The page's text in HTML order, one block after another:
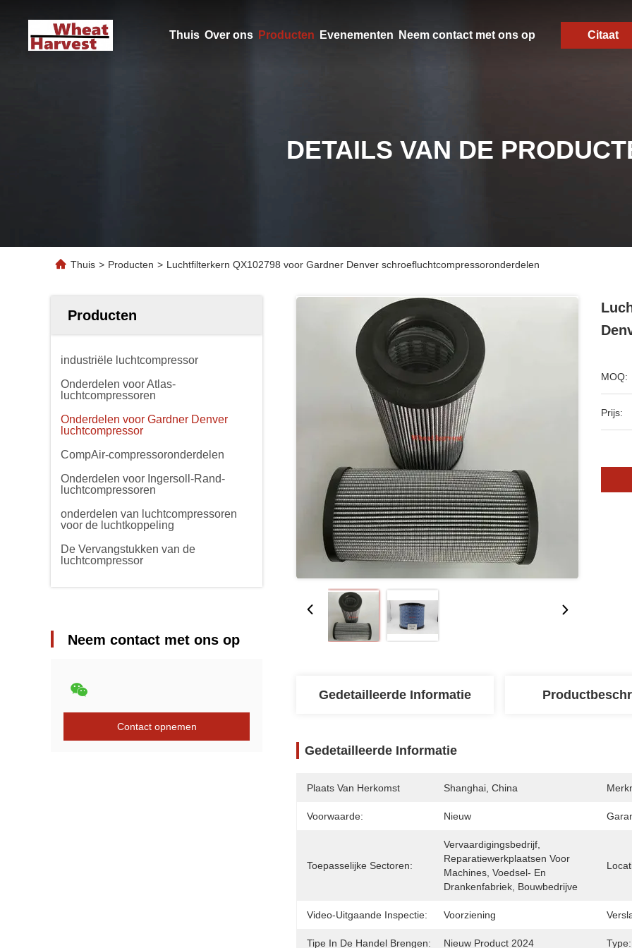
Thuis Over ons Producten Evenementen Neem contact met ons op Citaat
DETAILS VAN DE
Thuis > Producten > Luchtfilterkern QX102798 voor Gardner Denver schroefluchtcompressoronderdelen
Producten
industriële luchtcompressor
Onderdelen voor Atlas-
luchtcompressoren
Onderdelen voor Gardner Denver
luchtcompressor
CompAir-compressoronderdelen
Onderdelen voor Ingersoll-Rand-
luchtcompressoren
onderdelen van luchtcompressoren
voor de luchtkoppeling
De Vervangstukken van de
luchtcompressor
Neem contact met ons op
Contact opnemen
MOQ:
Prijs:
Gedetailleerde Informatie
Gedetailleerde Informatie
Plaats Van Herkomst Shanghai, China
Voorwaarde: Nieuw
Toepasselijke Sectoren:
Vervaardigingsbedrijf,
Reparatiewerkplaatsen Voor
Machines, Voedsel- En
Drankenfabriek, Bouwbedrijve
Video-Uitgaande Inspectie: Voorziening
Tipe In De Handel Brengen: Nieuw Product 2024 Type: